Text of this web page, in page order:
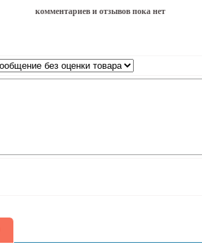
комментариев и отзывов пока нет